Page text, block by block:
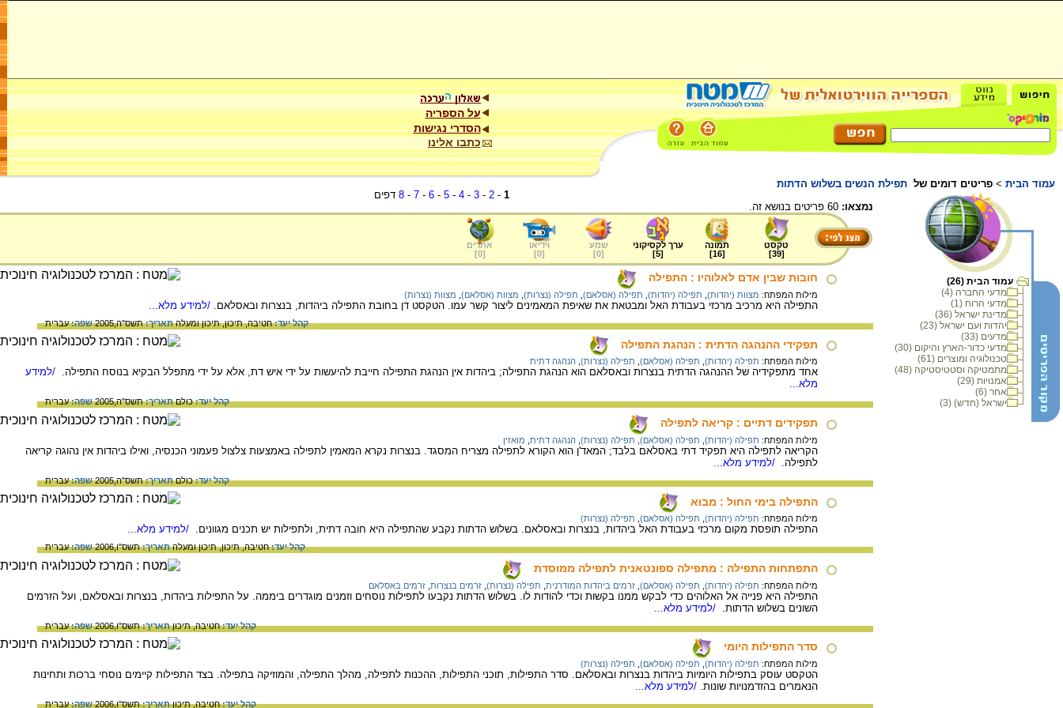
על הספריה
הסדרי נגישות
כתבו אלינו
עמוד הבית > פריטים דומים של תפילת הנשים בשלוש הדתות
עמוד הבית (26)
מדעי החברה (4)
מדעי הרוח (1)
מדינת ישראל (36)
יהדות ועם ישראל (23)
מדעים (33)
מדעי כדור-הארץ והיקום (30)
טכנולוגיה ומוצרים (61)
מתמטיקה וסטטיסטיקה (48)
אמנויות (29)
אחר (6)
ישראל (חדש) (3)
1
-
2
-
3
-
4
-
5
-
6
-
7
-
8 דפים
נמצאו:
טקסט
[
39
]
תמונה
[
16
]
ערך לקסיקוני
[
5
]
שמע
[
0
]
וידיאו
[
0
]
אתרים
[
0
]
חובות שבין אדם לאלוהיו : התפילה
מילות המפתח: מצוות (יהדות) תפילה (יהדות) תפילה (אסלאם) תפילה (נצרות) מצוות (אסלאם) מצוות (נצרות)
התפילה היא מרכיב מרכזי בעבודת האל ומבטאת את שאיפת המאמינים ליצור קשר עמו. הטקסט דן בחובת התפילה ביהדות, בנצרות ובאסלאם. /למידע מלא...
קהל יעד:חטיבה,תיכון,תיכון ומעלהתאריך:תשס"ה,2005 שפה:עברית
תפקידי ההנהגה הדתית : הנהגת התפילה
מילות המפתח: תפילה (יהדות) תפילה (אסלאם) תפילה (נצרות) הנהגה דתית
אחד מתפקידיה של ההנהגה הדתית בנצרות ובאסלאם הוא הנהגת התפילה; ביהדות אין הנהגת התפילה חייבת להיעשות על ידי איש דת, אלא על ידי מתפלל הבקיא בנוסח התפילה. /למידע
מלא...
קהל יעד:כולםתאריך:תשס"ה,2005 שפה:עברית
תפקידים דתיים : קריאה לתפילה
מילות המפתח: תפילה (יהדות) תפילה (אסלאם) תפילה (נצרות) הנהגה דתית מואזין
הקריאה לתפילה היא תפקיד דתי באסלאם בלבד; המאד'ן הוא הקורא לתפילה מצריח המסגד. בנצרות נקרא המאמין לתפילה באמצעות צלצול פעמוני הכנסיה, ואילו ביהדות אין נהוגה קריאה
לתפילה.
/למידע מלא...
קהל יעד:כולםתאריך:תשס"ה,2005 שפה:עברית
התפילה בימי החול : מבוא
מילות המפתח: תפילה (יהדות) תפילה (אסלאם) תפילה (נצרות)
התפילה תופסת מקום מרכזי בעבודת האל ביהדות, בנצרות ובאסלאם. בשלוש הדתות נקבע שהתפילה היא חובה דתית, ולתפילות יש תכנים מגוונים. /למידע מלא...
קהל יעד:חטיבה,תיכון,תיכון ומעלהתאריך:תשס"ו,2006 שפה:עברית
התפתחות התפילה : מתפילה ספונטאנית לתפילה ממוסדת
מילות המפתח: תפילה (יהדות) תפילה (אסלאם) זרמים ביהדות המודרנית תפילה (נצרות) זרמים בנצרות זרמים באסלאם
התפילה היא פנייה אל האלוהים כדי לבקש ממנו בקשות וכדי להודות לו. בשלוש הדתות נקבעו לתפילות נוסחים וזמנים מוגדרים ביממה. על התפילות ביהדות, בנצרות ובאסלאם, ועל הזרמים
השונים בשלוש הדתות.
/למידע מלא...
קהל יעד:חטיבה,תיכוןתאריך:תשס"ו,2006 שפה:עברית
סדר התפילות היומי
מילות המפתח: תפילה (יהדות) תפילה (אסלאם) תפילה (נצרות)
הטקסט עוסק בתפילות היומיות ביהדות בנצרות ובאסלאם. סדר התפילות, תוכני התפילות, ההכנות לתפילה, מהלך התפילה, והמוזיקה בתפילה. בצד התפילות קיימים נוסחי ברכות ותחינות
הנאמרים בהזדמנויות שונות. /למידע מלא...
קהל יעד:חטיבה,תיכוןתאריך:תשס"ו,2006 שפה:עברית